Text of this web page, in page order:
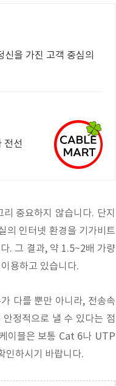
을 가진 고객 중심의
전선
중요하지 않습니다. 단지
의 인터넷 환경을 기가비트
. 그 결과, 약 1.5~2배 가량
용하고 있습니다.
다를 뿐만 아니라, 전송속
정적으로 낼 수 있다는 점
이블은 보통 Cat 6나 UTP
인하시기 바랍니다.